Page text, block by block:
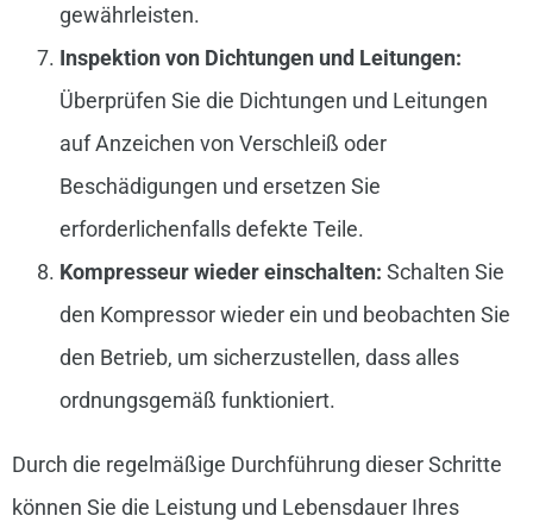
gewährleisten.
Inspektion von Dichtungen und Leitungen:
Überprüfen Sie die Dichtungen und Leitungen
auf Anzeichen von Verschleiß oder
Beschädigungen und ersetzen Sie
erforderlichenfalls defekte Teile.
Kompresseur wieder einschalten: Schalten Sie
den Kompressor wieder ein und beobachten Sie
den Betrieb, um sicherzustellen, dass alles
ordnungsgemäß funktioniert.
Durch die regelmäßige Durchführung dieser Schritte
können Sie die Leistung und Lebensdauer Ihres